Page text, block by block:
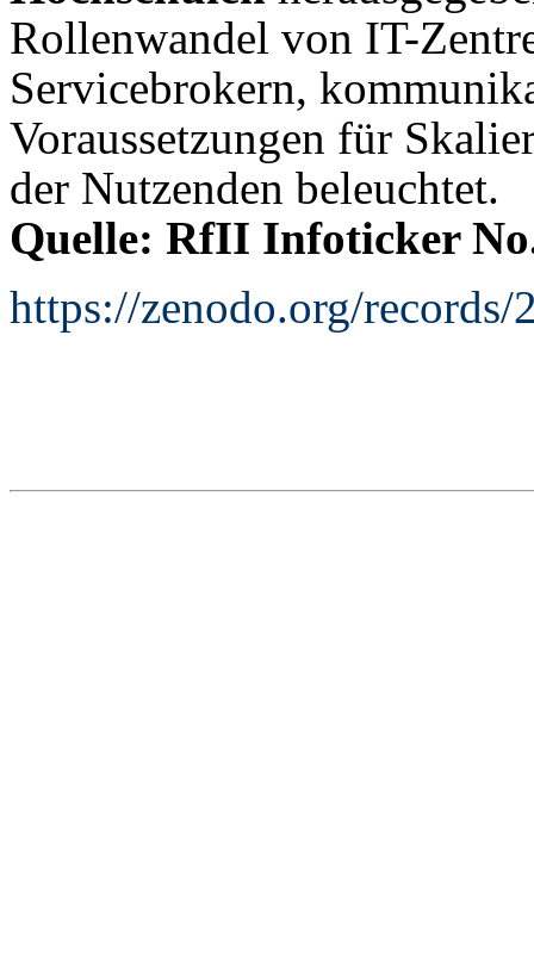
Rollenwandel von IT-
Servicebrokern,
Voraussetzungen für
der Nutzenden beleuchtet.
Quelle: RfII Infoticker
https://zenodo.org/records/